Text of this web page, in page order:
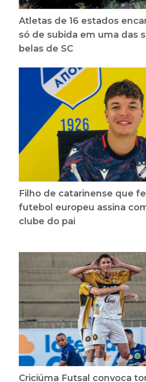
Atletas de 16 estados
só de subida em uma das
belas de SC
Filho de catarinense que
futebol europeu assina
clube do pai
Criciúma Futsal convoca